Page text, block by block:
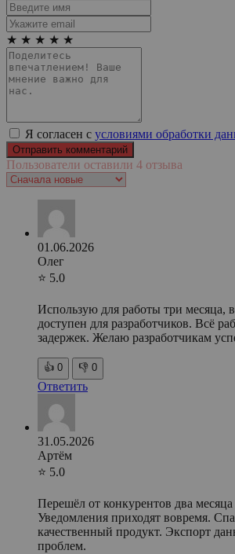
★ ★ ★ ★ ★
Я согласен с условиями обработки
Пользователи оставили 4 отзыва
01.06.2026
Олег
⭐ 5.0
Использую для работы три месяца,
доступен для разработчиков. Всё
задержек. Желаю разработчикам
👍 0 👎 0
Ответить
31.05.2026
Артём
⭐ 5.0
Перешёл от конкурентов два
Уведомления приходят вовремя.
качественный продукт. Экспорт
проблем.